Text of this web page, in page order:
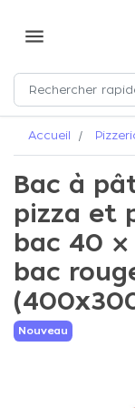
menu
Accueil
Bac à
pizza et
bac 40 ×
bac
Nouveau